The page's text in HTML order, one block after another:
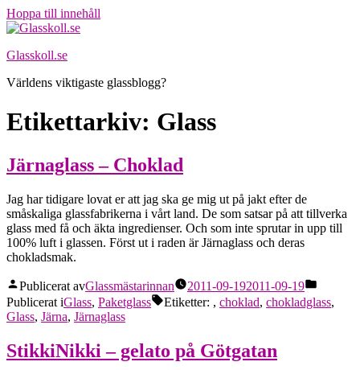
Hoppa till innehåll
Glasskoll.se
Världens viktigaste glassblogg?
Etikettarkiv: Glass
Järnaglass – Choklad
Jag har tidigare lovat er att jag ska ge mig ut på jakt efter de
småskaliga glassfabrikerna i vårt land. De som satsar på att tillverka
glass med få och äkta ingredienser. Och som inte sprutar in upp till
100% luft i glassen. Först ut i raden är Järnaglass och deras
chokladsmak.
Publicerat avGlassmästarinnan 2011-09-192011-09-19
Publicerat iGlass, Paketglass Etiketter: , choklad, chokladglass,
Glass, Järna, Järnaglass
StikkiNikki – gelato på Götgatan